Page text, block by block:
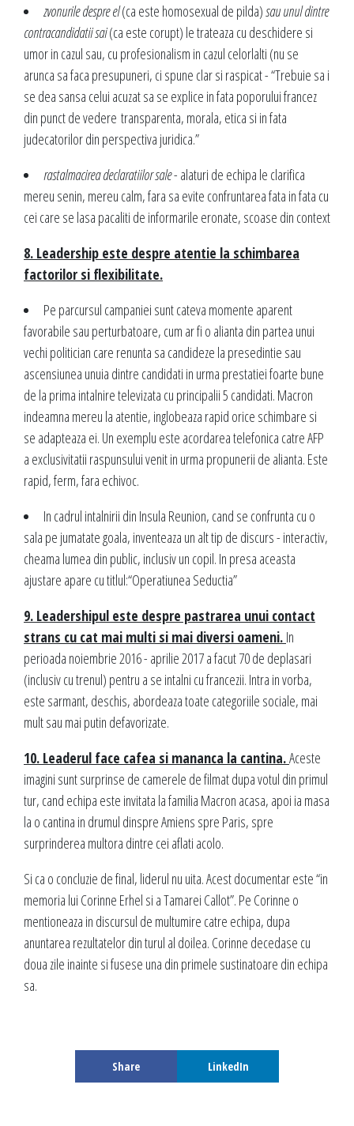
zvonurile despre el(ca este homosexual de pilda)sau unul dintre
contracandidatii sai(ca este corupt) le trateaza cu deschidere si
umor in cazul sau, cu profesionalism in cazul celorlalti (nu se
arunca sa faca presupuneri, ci spune clar si raspicat - “Trebuie sa i
se dea sansa celui acuzat sa se explice in fata poporului francez
din punct de vedere transparenta, morala, etica si in fata
judecatorilor din perspectiva juridica.”
rastalmacirea declaratiilor sale- alaturi de echipa le clarifica
mereu senin, mereu calm, fara sa evite confruntarea fata in fata cu
cei care se lasa pacaliti de informarile eronate, scoase din context
8. Leadership este despre atentie la schimbarea
factorilor si flexibilitate.
Pe parcursul campaniei sunt cateva momente aparent
favorabile sau perturbatoare, cum ar fi o alianta din partea unui
vechi politician care renunta sa candideze la presedintie sau
ascensiunea unuia dintre candidati in urma prestatiei foarte bune
de la prima intalnire televizata cu principalii 5 candidati. Macron
indeamna mereu la atentie, inglobeaza rapid orice schimbare si
se adapteaza ei. Un exemplu este acordarea telefonica catre AFP
a exclusivitatii raspunsului venit in urma propunerii de alianta. Este
rapid, ferm, fara echivoc.
In cadrul intalnirii din Insula Reunion, cand se confrunta cu o
sala pe jumatate goala, inventeaza un alt tip de discurs - interactiv,
cheama lumea din public, inclusiv un copil. In presa aceasta
ajustare apare cu titlul:“Operatiunea Seductia”
9. Leadershipul este despre pastrarea unui contact
strans cu cat mai multi si mai diversi oameni. In
perioada noiembrie 2016 - aprilie 2017 a facut 70 de deplasari
(inclusiv cu trenul) pentru a se intalni cu francezii. Intra in vorba,
este sarmant, deschis, abordeaza toate categoriile sociale, mai
mult sau mai putin defavorizate.
10. Leaderul face cafea si mananca la cantina.Aceste
imagini sunt surprinse de camerele de filmat dupa votul din primul
tur, cand echipa este invitata la familia Macron acasa, apoi ia masa
la o cantina in drumul dinspre Amiens spre Paris, spre
surprinderea multora dintre cei aflati acolo.
Si ca o concluzie de final, liderul nu uita. Acest documentar este “in
memoria lui Corinne Erhel si a Tamarei Callot”. Pe Corinne o
mentioneaza in discursul de multumire catre echipa, dupa
anuntarea rezultatelor din turul al doilea. Corinne decedase cu
doua zile inainte si fusese una din primele sustinatoare din echipa
sa.
Share LinkedIn